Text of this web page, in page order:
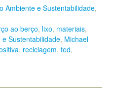
Ambiente e Sustentabilidade,
ao berço, lixo, materiais,
Sustentabilidade, Michael
, reciclagem, ted,